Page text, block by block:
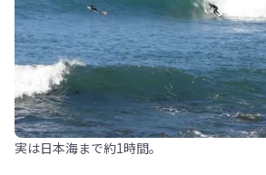
実は日本海まで約1時間。